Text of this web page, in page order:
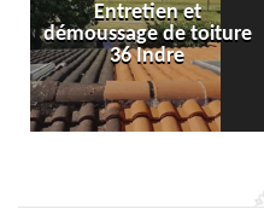
Entretien et
démoussage de toiture
36 Indre